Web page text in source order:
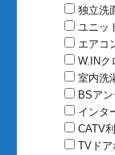
独立洗
ユニッ
エアコ
W.INク
室内洗
BSア
インタ
CATV
TVドア